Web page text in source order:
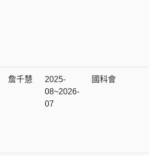
詹千慧
2025-
08~2026-
07
國科會